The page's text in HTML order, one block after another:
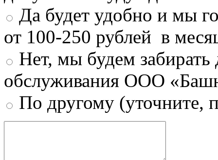
Да будет удобно и мы
от 100-250 рублей в
Нет, мы будем
обслуживания ООО
По другому (уточните,